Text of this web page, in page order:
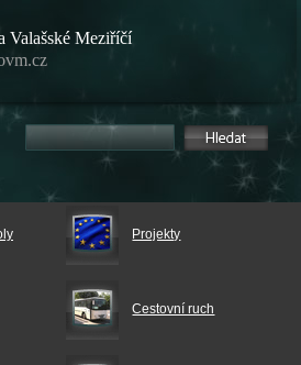
Valašské Meziříčí
Projekty
Cestovní ruch